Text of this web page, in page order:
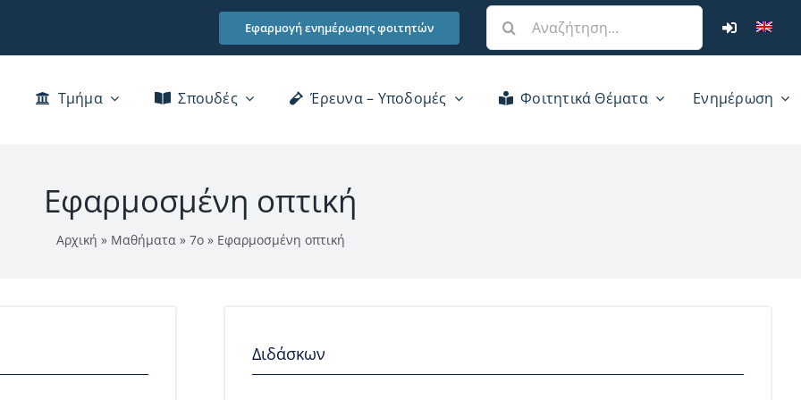
Εφαρμογή ενημέρωσης φοιτητών
Αναζήτηση
για:
Τμήμα
Διατελέσαντα μέλη του Τμήματος
Βιβλιοθήκη
Σπουδές Έρευνα – Υποδομές Φοιτητικά Θέματα Ενημέρωση
Εφαρμοσμένη οπτική
Αρχική » Μαθήματα» 7ο» Εφαρμοσμένη οπτική
Διδάσκων